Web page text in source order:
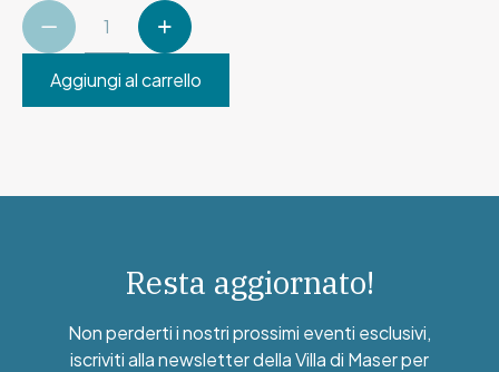
Aggiungi al carrello
Resta aggiornato!
Non perderti i nostri prossimi eventi esclusivi,
iscriviti alla newsletter della Villa di Maser per